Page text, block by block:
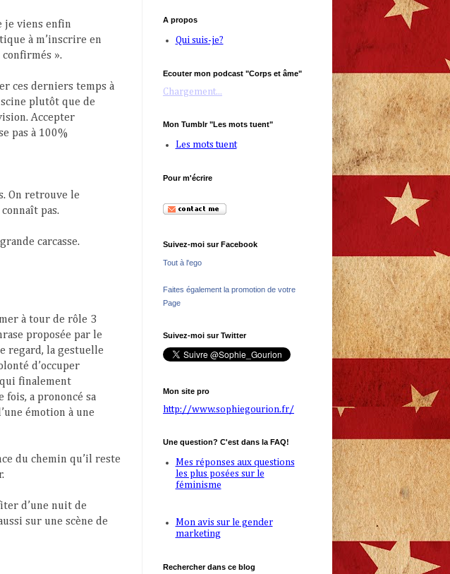
je viens enfin
à m’inscrire en
».
ces derniers temps à
plutôt que de
Accepter
pas à 100%
On retrouve le
pas.
carcasse.
à tour de rôle 3
proposée par le
regard, la gestuelle
d’occuper
qui finalement
fois, a prononcé sa
émotion à une
du chemin qu’il reste
d’une nuit de
sur une scène de
A propos
Qui suis-je?
Ecouter mon podcast "Corps et âme"
Chargement...
Mon Tumblr "Les mots tuent"
Les mots tuent
Pour m'écrire
Suivez-moi sur Facebook
Tout à l'ego
Faites également la promotion de votre
Page
Suivez-moi sur Twitter
Mon site pro
http://www.sophiegourion.fr/
Une question? C'est dans la FAQ!
Mes réponses aux questions
les plus posées sur le
féminisme
Mon avis sur le gender
marketing
Rechercher dans ce blog